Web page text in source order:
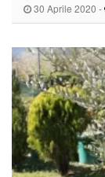
30 Aprile 2020 -